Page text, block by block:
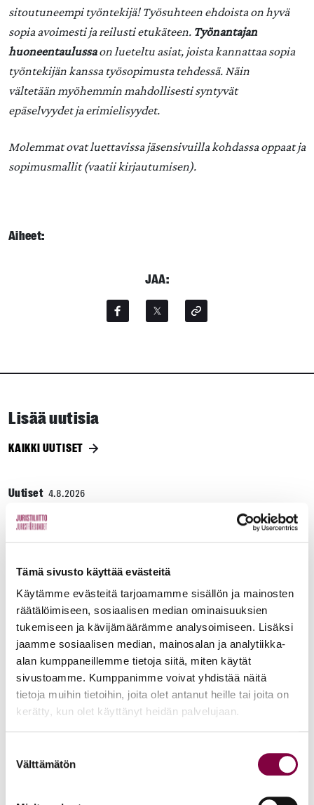
Tämä sivusto käyttää evästeitä
Käytämme evästeitä tarjoamamme sisällön ja mainosten
räätälöimiseen, sosiaalisen median ominaisuuksien
tukemiseen ja kävijämäärämme analysoimiseen. Lisäksi
jaamme sosiaalisen median, mainosalan ja analytiikka-
alan kumppaneillemme tietoja siitä, miten käytät
sivustoamme. Kumppanimme voivat yhdistää näitä
tietoja muihin tietoihin, joita olet antanut heille tai joita on
kerätty, kun olet käyttänyt heidän palvelujaan.
valinta
Välttämätön
sitoutuneempi työntekijä! Työsuhteen ehdoista on hyvä
sopia avoimesti ja reilusti etukäteen. Työnantajan
huoneentaulussaon lueteltu asiat, joista kannattaa sopia
työntekijän kanssa työsopimusta tehdessä. Näin
vältetään myöhemmin mahdollisesti syntyvät
epäselvyydet ja erimielisyydet.
Molemmat ovat luettavissa jäsensivuilla kohdassa oppaat ja
sopimusmallit (vaatii kirjautumisen).
Aiheet:
JAA:
Lisää uutisia
KAIKKI UUTISET
Uutiset 4.8.2026
YTN: Tietoa AMK-alan lakosta
Uutiset
Helsingin yliopiston ei pidä ratkaista tilakuluja
oikeustieteellisen opetuksen ja tutkimuksen
kustannuksella
Edunvalvonta